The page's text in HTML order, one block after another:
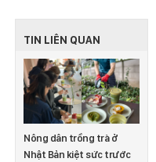
TIN LIÊN QUAN
Nông dân trồng trà ở
Nhật Bản kiệt sức trước